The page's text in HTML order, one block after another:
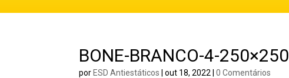
BONE-BRANCO-4-250×250
por ESD Antiestáticos |out 18, 2022 |0 Comentários